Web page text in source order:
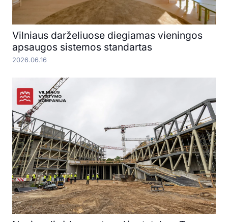
Vilniaus darželiuose diegiamas vieningos
apsaugos sistemos standartas
2026.06.16